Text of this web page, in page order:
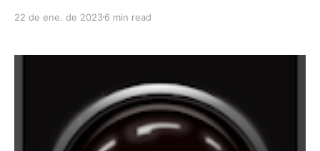
armario cuando termine la temporada. Y viciando
lo más importante, retomamos la campaña
22 de ene. de 20236 min read